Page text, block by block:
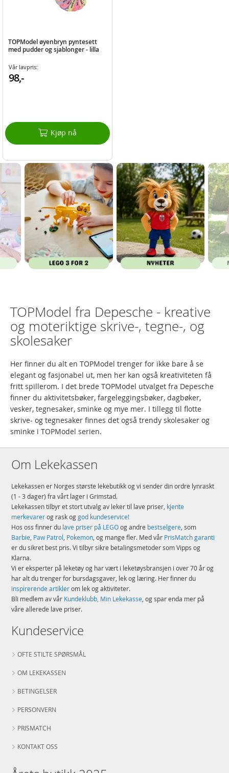
TOPModel øyenbryn pyntesett
med pudder og sjablonger - lilla
Vår lavpris:
98,-
Kjøp nå
TOPModel fra Depesche - kreative
og moteriktige skrive-, tegne-, og
skolesaker
Her finner du alt en TOPModel trenger for ikke bare å se
elegant og fasjonabel ut, men her kan også kreativiteten få
fritt spillerom. I det brede TOPModel utvalget fra Depesche
finner du aktivitetsbøker, fargeleggingsbøker, dagbøker,
vesker, tegnesaker, sminke og mye mer. I tillegg til flotte
skrive- og tegnesaker finnes det også trendy skolesaker og
sminke i TOPModel serien.
Om Lekekassen
Lekekassen er Norges største lekebutikk og vi sender din ordre lynraskt
(1 - 3 dager) fra vårt lager i Grimstad.
Lekekassen tilbyr et stort utvalg av leker til lave priser, kjente
merkevarerog rask oggod kundeservice!
Hos oss finner du lave priser på LEGOog andre bestselgere , som
Barbie Paw Patrol Pokemon , og mange fler. Med vår PrisMatch garanti
er du sikret best pris. Vi tilbyr sikre betalingsmetoder som Vipps og
Klarna.
Vi er eksperter på leketøy og har vært i leketøysbransjen i over 70 år og
har alt du trenger for bursdagsgaver, lek og læring. Her finner du
inspirerende artiklerom lek og aktiviteter.
Bli medlem av vår Kundeklubb, Min Lekekasse , og spar enda mer på
våre allerede lave priser.
Kundeservice
OFTE STILTE SPØRSMÅL
OM LEKEKASSEN
BETINGELSER
PERSONVERN
PRISMATCH
KONTAKT OSS